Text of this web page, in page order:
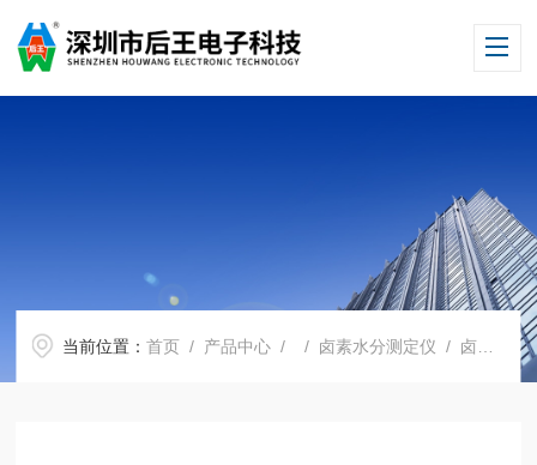
当前位置：首页 / 产品中心 / / 卤素水分测定仪 / 卤素水分仪、卤素水分测定仪